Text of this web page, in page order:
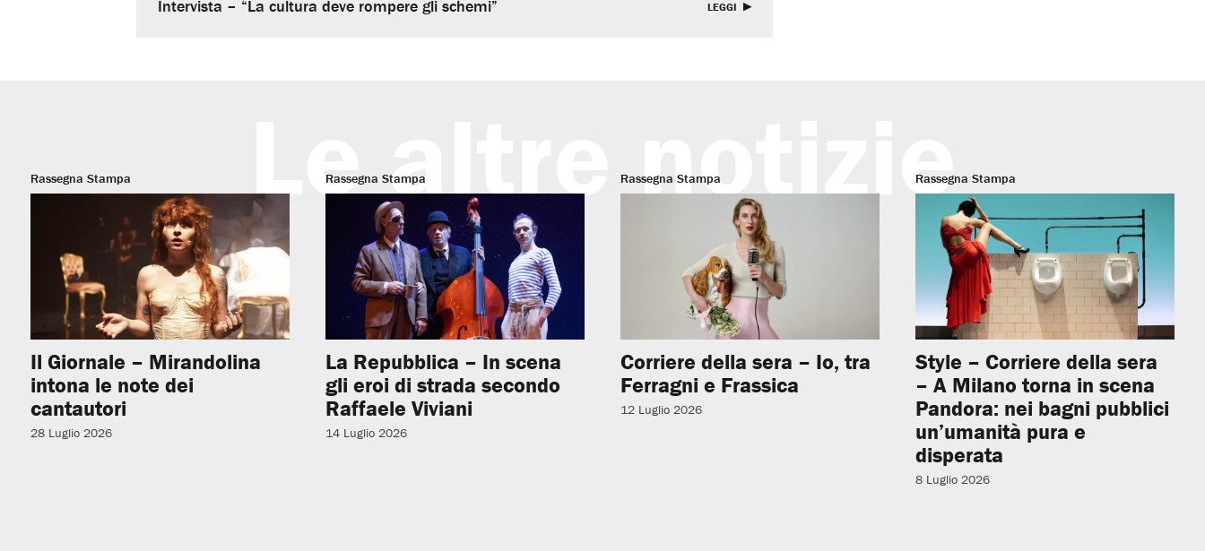
Intervista – “La cultura deve rompere gli schemi” LEGGI
Le altre notizie
Rassegna Stampa
Il Giornale – Mirandolina
intona le note dei
cantautori
28 Luglio 2026
Rassegna Stampa
La Repubblica – In scena
gli eroi di strada secondo
Raffaele Viviani
14 Luglio 2026
Rassegna Stampa
Corriere della sera – Io, tra
Ferragni e Frassica
12 Luglio 2026
Rassegna Stampa
Style – Corriere della sera
– A Milano torna in scena
Pandora: nei bagni pubblici
un’umanità pura e
disperata
8 Luglio 2026